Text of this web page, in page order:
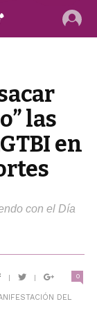
las
en
con el Día
| | 0
DEL